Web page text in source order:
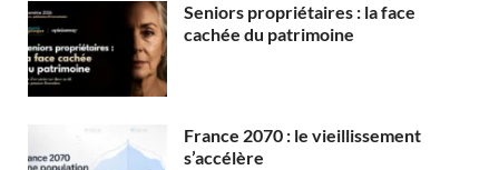
Seniors propriétaires : la face
cachée du patrimoine
France 2070 : le vieillissement
s’accélère